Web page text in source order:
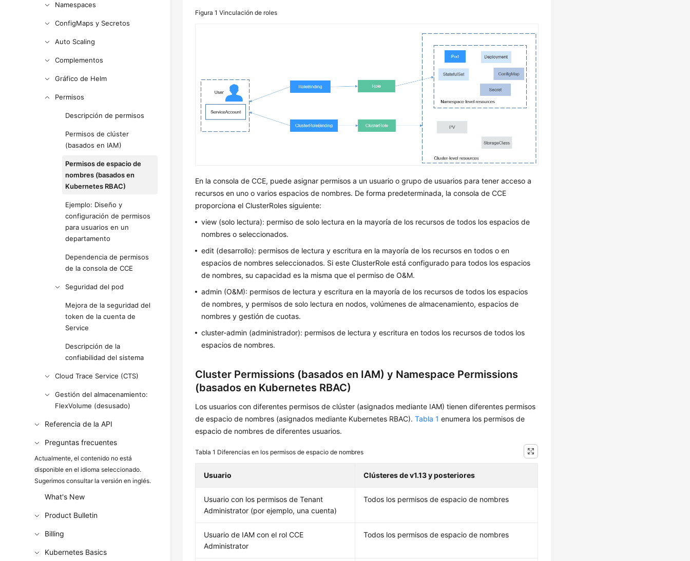
Namespaces
ConfigMaps y Secretos
Auto Scaling
Complementos
Gráfico de Helm
Permisos
Descripción de permisos
Permisos de clúster
(basados en IAM)
Permisos de espacio de
nombres (basados en
Kubernetes RBAC)
Ejemplo: Diseño y
configuración de permisos
para usuarios en un
departamento
Dependencia de permisos
de la consola de CCE
Seguridad del pod
Mejora de la seguridad del
token de la cuenta de
Service
Descripción de la
confiabilidad del sistema
Cloud Trace Service (CTS)
Gestión del almacenamiento:
FlexVolume (desusado)
Referencia de la API
Preguntas frecuentes
Actualmente, el contenido no está
disponible en el idioma seleccionado.
Sugerimos consultar la versión en inglés.
What's New
Product Bulletin
Billing
Kubernetes Basics
Figura 1Vinculación de roles
En la consola de CCE, puede asignar permisos a un usuario o grupo de usuarios para tener acceso a
recursos en uno o varios espacios de nombres. De forma predeterminada, la consola de CCE
proporciona el ClusterRoles siguiente:
view (solo lectura): permiso de solo lectura en la mayoría de los recursos de todos los espacios de
nombres o seleccionados.
edit (desarrollo): permisos de lectura y escritura en la mayoría de los recursos en todos o en
espacios de nombres seleccionados. Si este ClusterRole está configurado para todos los espacios
de nombres, su capacidad es la misma que el permiso de O&M.
admin (O&M): permisos de lectura y escritura en la mayoría de los recursos de todos los espacios
de nombres, y permisos de solo lectura en nodos, volúmenes de almacenamiento, espacios de
nombres y gestión de cuotas.
cluster-admin (administrador): permisos de lectura y escritura en todos los recursos de todos los
espacios de nombres.
Cluster Permissions (basados en IAM) y Namespace Permissions
(basados en Kubernetes RBAC)
Los usuarios con diferentes permisos de clúster (asignados mediante IAM) tienen diferentes permisos
de espacio de nombres (asignados mediante Kubernetes RBAC).Tabla 1 enumera los permisos de
espacio de nombres de diferentes usuarios.
Tabla 1 Diferencias en los permisos de espacio de nombres
Usuario Clústeres de v1.13 y posteriores
Usuario con los permisos de Tenant
Administrator (por ejemplo, una cuenta)
Todos los permisos de espacio de nombres
Usuario de IAM con el rol CCE
Administrator
Todos los permisos de espacio de nombres